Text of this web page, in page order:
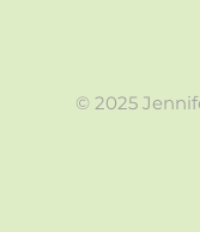
© 2025